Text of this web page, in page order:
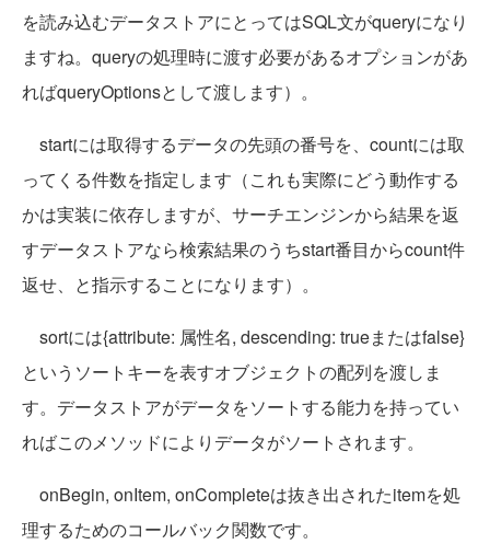
を読み込むデータストアにとってはSQL文がqueryになり
ますね。queryの処理時に渡す必要があるオプションがあ
ればqueryOptionsとして渡します）。
startには取得するデータの先頭の番号を、countには取
ってくる件数を指定します（これも実際にどう動作する
かは実装に依存しますが、サーチエンジンから結果を返
すデータストアなら検索結果のうちstart番目からcount件
返せ、と指示することになります）。
sortには{attribute: 属性名, descending: trueまたはfalse}
というソートキーを表すオブジェクトの配列を渡しま
す。データストアがデータをソートする能力を持ってい
ればこのメソッドによりデータがソートされます。
onBegin, onItem, onCompleteは抜き出されたitemを処
理するためのコールバック関数です。